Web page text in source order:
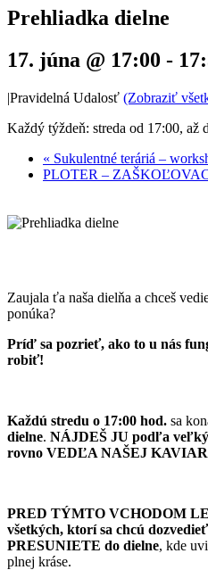
Prehliadka dielne
17. júna @ 17:00 -
|Pravidelná Udalosť (Zobraziť
Každý týždeň: streda od 17:00, až
« Sukulentné teráriá –
PLOTER –
Zaujala ťa naša dielňa a chceš
ponúka?
Príď sa pozrieť, ako to u nás
robiť!
Každú stredu o 17:00 hod. sa
dielne. NÁJDEŠ JU podľa
rovno VEDĽA NAŠEJ
PRED TÝMTO VCHODOM
všetkých, ktorí sa chcú
PRESUNIETE do dielne, kde
plnej kráse.